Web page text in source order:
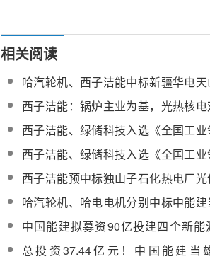
相关阅读
哈汽轮机、西子洁能中标新疆华电天
麓基地100MW光热发电工程EPC总
项目主机设备采购
西子洁能：锅炉主业为基，光热核电
齐飞
西子洁能、绿储科技入选《全国工业
电力需求侧管理典型案例（2025年
入选名单
西子洁能、绿储科技入选《全国工业
电力需求侧管理典型案例（2025年）
西子洁能预中标独山子石化热电厂光
盐储能项目蒸汽发生系统
哈汽轮机、哈电电机分别中标中能建
县800MW光伏+100MW光热一体化
发电机、汽轮机采购
中国能建拟募资90亿投建四个新能
目，光热发电为核心投资方向
总投资37.44亿元！中国能建当